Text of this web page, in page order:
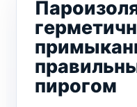
пирогом